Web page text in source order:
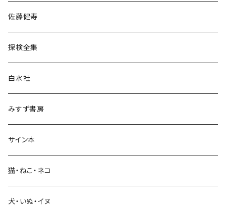
民族・風習
言語・ことば
生活・暮らし
佐藤健寿
探検全集
白水社
みすず書房
サイン本
猫・ねこ・ネコ
犬・いぬ・イヌ